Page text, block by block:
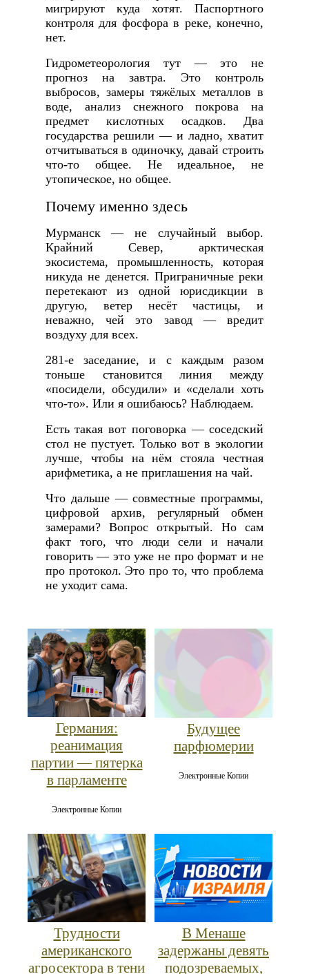
мигрируют куда хотят. Паспортного
контроля для фосфора в реке, конечно,
нет.
Гидрометеорология тут — это не
прогноз на завтра. Это контроль
выбросов, замеры тяжёлых металлов в
воде, анализ снежного покрова на
предмет кислотных осадков. Два
государства решили — и ладно, хватит
отчитываться в одиночку, давай строить
что-то общее. Не идеальное, не
утопическое, но общее.
Почему именно здесь
Мурманск — не случайный выбор.
Крайний Север, арктическая
экосистема, промышленность, которая
никуда не денется. Приграничные реки
перетекают из одной юрисдикции в
другую, ветер несёт частицы, и
неважно, чей это завод — вредит
воздуху для всех.
281-е заседание, и с каждым разом
тоньше становится линия между
«посидели, обсудили» и «сделали хоть
что-то». Или я ошибаюсь? Наблюдаем.
Есть такая вот поговорка — соседский
стол не пустует. Только вот в экологии
лучше, чтобы на нём стояла честная
арифметика, а не приглашения на чай.
Что дальше — совместные программы,
цифровой архив, регулярный обмен
замерами? Вопрос открытый. Но сам
факт того, что люди сели и начали
говорить — это уже не про формат и не
про протокол. Это про то, что проблема
не уходит сама.
Германия:
реанимация
партии — пятерка
в парламенте
Электронные Копии
Будущее
парфюмерии
Электронные Копии
Трудности
американского
агросектора в тени
В Менаше
задержаны девять
подозреваемых,